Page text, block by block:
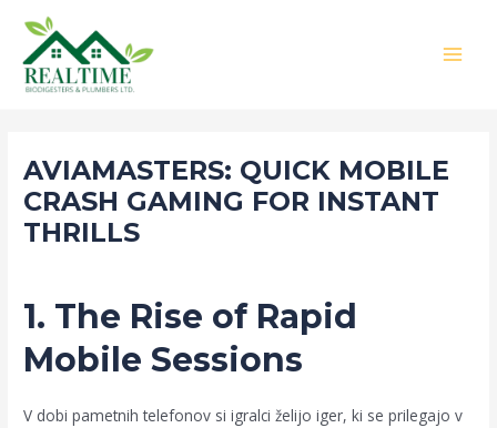
content
AVIAMASTERS: QUICK MOBILE
CRASH GAMING FOR INSTANT
THRILLS
1. The Rise of Rapid
Mobile Sessions
V dobi pametnih telefonov si igralci želijo iger, ki se prilegajo v
navigation